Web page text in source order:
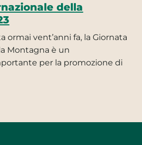
della
ormai vent’anni fa, la Giornata
Montagna è un
per la promozione di